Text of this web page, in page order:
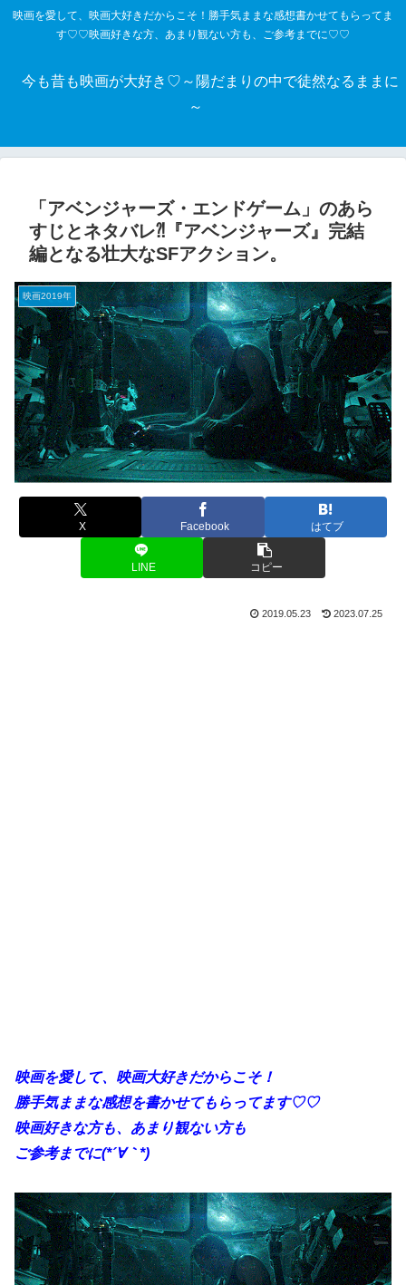
映画を愛して、映画大好きだからこそ！勝手気ままな感想書かせてもらってま
す♡♡映画好きな方、あまり観ない方も、ご参考までに♡♡
今も昔も映画が大好き♡～陽だまりの中で徒然なるままに
～
「アベンジャーズ・エンドゲーム」のあら
すじとネタバレ⁈『アベンジャーズ』完結
編となる壮大なSFアクション。
映画2019年
X Facebook はてブ
LINE コピー
2019.05.23 2023.07.25
映画を愛して、映画大好きだからこそ！
勝手気ままな感想を書かせてもらってます♡♡
映画好きな方も、あまり観ない方も
ご参考までに(*´∀｀*)